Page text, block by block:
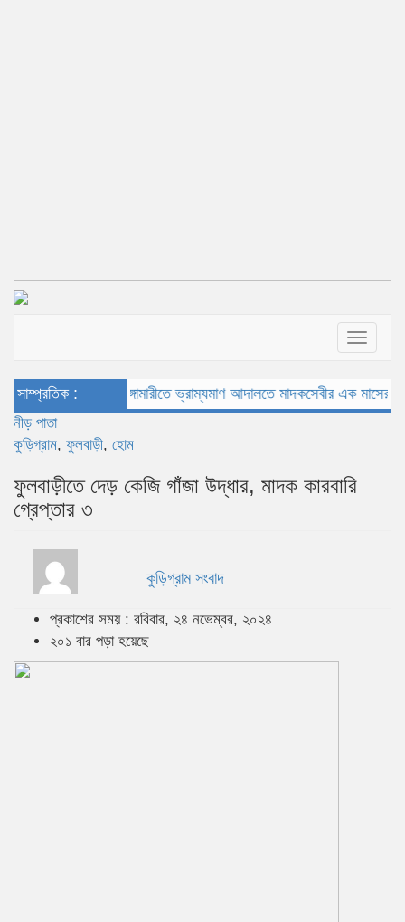
Toggle
সাম্প্রতিক :ভূরুঙ্গামারীতে ভ্রাম্যমাণ আদালতে মাদকসেবীর এক মাসের কারাদণ্ড
নীড় পাতা
কুড়িগ্রাম, ফুলবাড়ী, হোম
ফুলবাড়ীতে দেড় কেজি গাঁজা উদ্ধার, মাদক কারবারি
গ্রেপ্তার ৩
কুড়িগ্রাম সংবাদ
প্রকাশের সময় : রবিবার, ২৪ নভেম্বর, ২০২৪
২০১ বার পড়া হয়েছে